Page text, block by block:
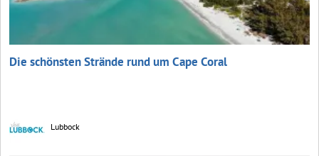
Die schönsten Strände rund um Cape Coral
Lubbock